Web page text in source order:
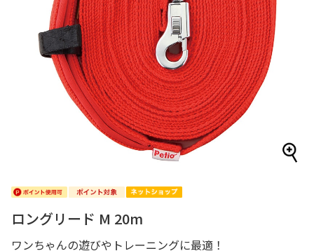
ロングリード M 20m
ワンちゃんの遊びやトレーニングに最適！